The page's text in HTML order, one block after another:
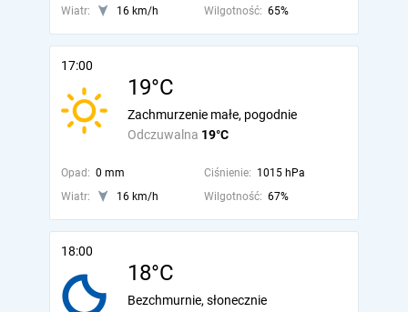
Wiatr:
16 km/h Wilgotność: 65%
17:00
19°C
Odczuwalna 19°C
Zachmurzenie małe, pogodnie
Opad: 0 mm Ciśnienie: 1015 hPa
Wiatr:
16 km/h Wilgotność: 67%
18:00
18°C
Bezchmurnie, słonecznie